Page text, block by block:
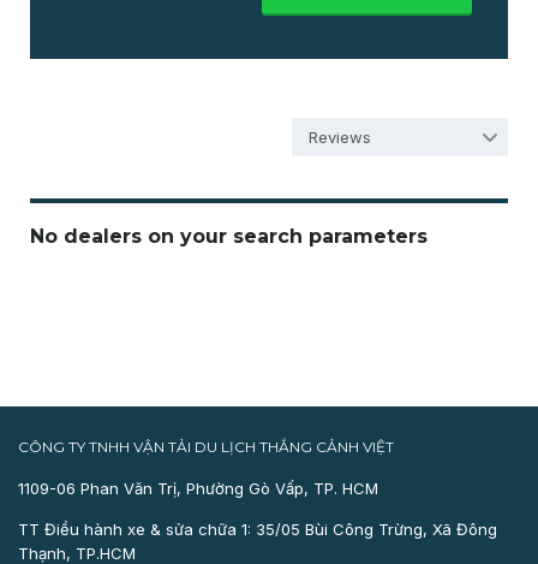
Reviews
No dealers on your search parameters
CÔNG TY TNHH VẬN TẢI DU LỊCH THẮNG CẢNH VIỆT
1109-06 Phan Văn Trị, Phường Gò Vấp, TP. HCM
TT Điều hành xe & sửa chữa 1: 35/05 Bùi Công Trừng, Xã Đông
Thạnh, TP.HCM